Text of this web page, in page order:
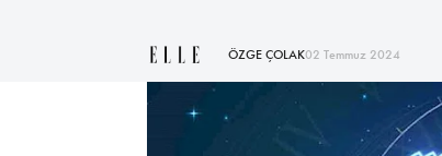
ÖZGE ÇOLAK02 Temmuz 2024